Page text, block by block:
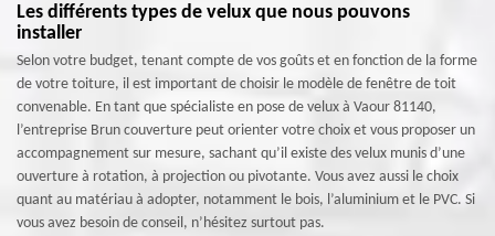
Les différents types de velux que nous pouvons
installer
Selon votre budget, tenant compte de vos goûts et en fonction de la forme
de votre toiture, il est important de choisir le modèle de fenêtre de toit
convenable. En tant que spécialiste en pose de velux à Vaour 81140,
l’entreprise Brun couverture peut orienter votre choix et vous proposer un
accompagnement sur mesure, sachant qu’il existe des velux munis d’une
ouverture à rotation, à projection ou pivotante. Vous avez aussi le choix
quant au matériau à adopter, notamment le bois, l’aluminium et le PVC. Si
vous avez besoin de conseil, n’hésitez surtout pas.